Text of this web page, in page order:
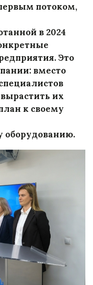
потоком,
в 2024
Это
вместо
их
к своему
оборудованию.